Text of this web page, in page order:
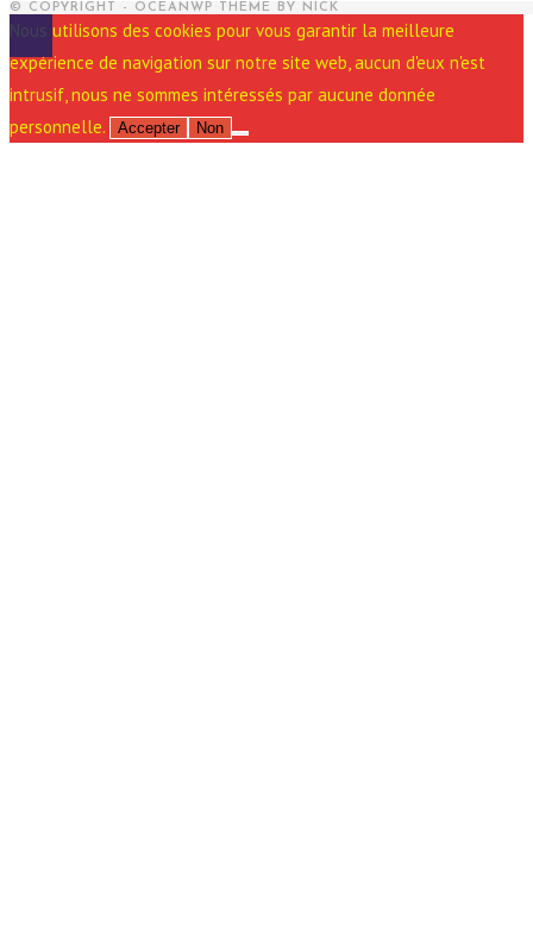
© COPYRIGHT - OCEANWP THEME BY NICK
Nous utilisons des cookies pour vous garantir la meilleure
expérience de navigation sur notre site web, aucun d'eux n'est
intrusif, nous ne sommes intéressés par aucune donnée
personnelle.
Accepter Non